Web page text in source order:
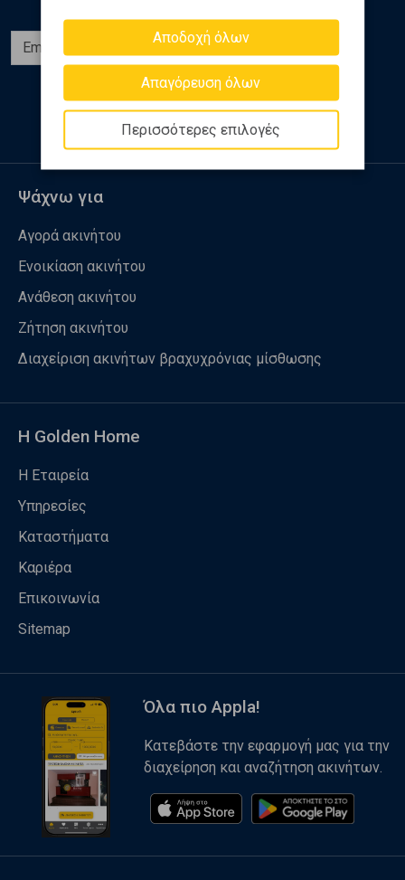
Αποδοχή όλων
Απαγόρευση όλων
Περισσότερες επιλογές
Εγγραφή
Ακολουθήστε μας
Ψάχνω για
Αγορά ακινήτου
Ενοικίαση ακινήτου
Ανάθεση ακινήτου
Ζήτηση ακινήτου
Διαχείριση ακινήτων βραχυχρόνιας μίσθωσης
Η Golden Home
Η Εταιρεία
Υπηρεσίες
Καταστήματα
Καριέρα
Επικοινωνία
Sitemap
Όλα πιο Appla!
Κατεβάστε την εφαρμογή μας για την
διαχείρηση και αναζήτηση ακινήτων.